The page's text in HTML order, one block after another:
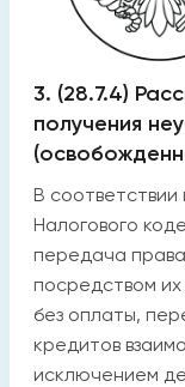
3. (28.7.4)
получения
В соответствии
Налогового
передача
посредством
без оплаты,
кредитов
исключением